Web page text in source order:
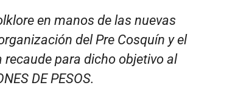
en manos de las nuevas
del Pre Cosquín y el
para dicho objetivo al
DE PESOS.